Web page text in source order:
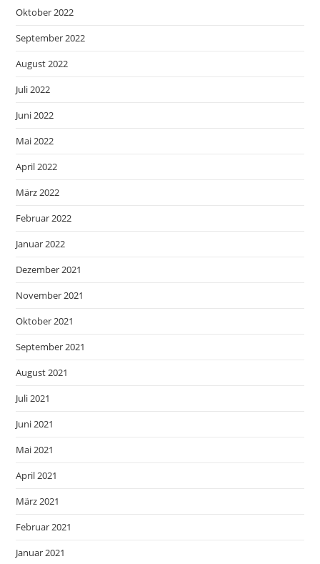
Oktober 2022
September 2022
August 2022
Juli 2022
Juni 2022
Mai 2022
April 2022
März 2022
Februar 2022
Januar 2022
Dezember 2021
November 2021
Oktober 2021
September 2021
August 2021
Juli 2021
Juni 2021
Mai 2021
April 2021
März 2021
Februar 2021
Januar 2021